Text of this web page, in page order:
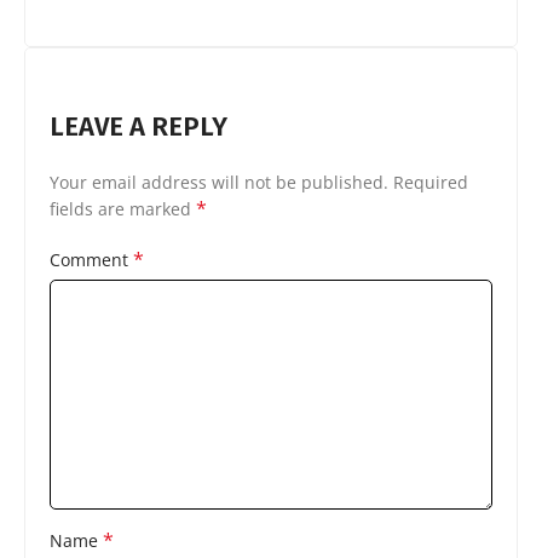
LEAVE A REPLY
Your email address will not be published. Required
fields are marked *
Comment *
Name *